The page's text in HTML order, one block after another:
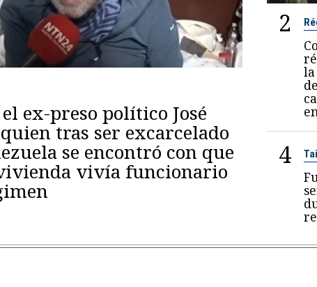
ex-preso político José
tras ser excarcelado
se encontró con que
vivía funcionario
2
la
4